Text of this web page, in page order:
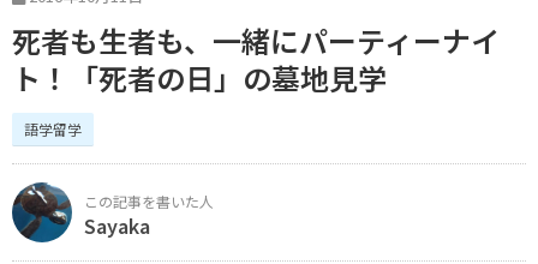
死者も生者も、一緒にパーティーナイ
ト！「死者の日」の墓地見学
語学留学
Sayaka